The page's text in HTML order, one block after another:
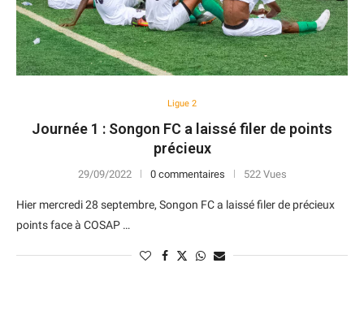
Ligue 2
Journée 1 : Songon FC a laissé filer de points
précieux
29/09/2022 0 commentaires 522 Vues
Hier mercredi 28 septembre, Songon FC a laissé filer de précieux
points face à COSAP …